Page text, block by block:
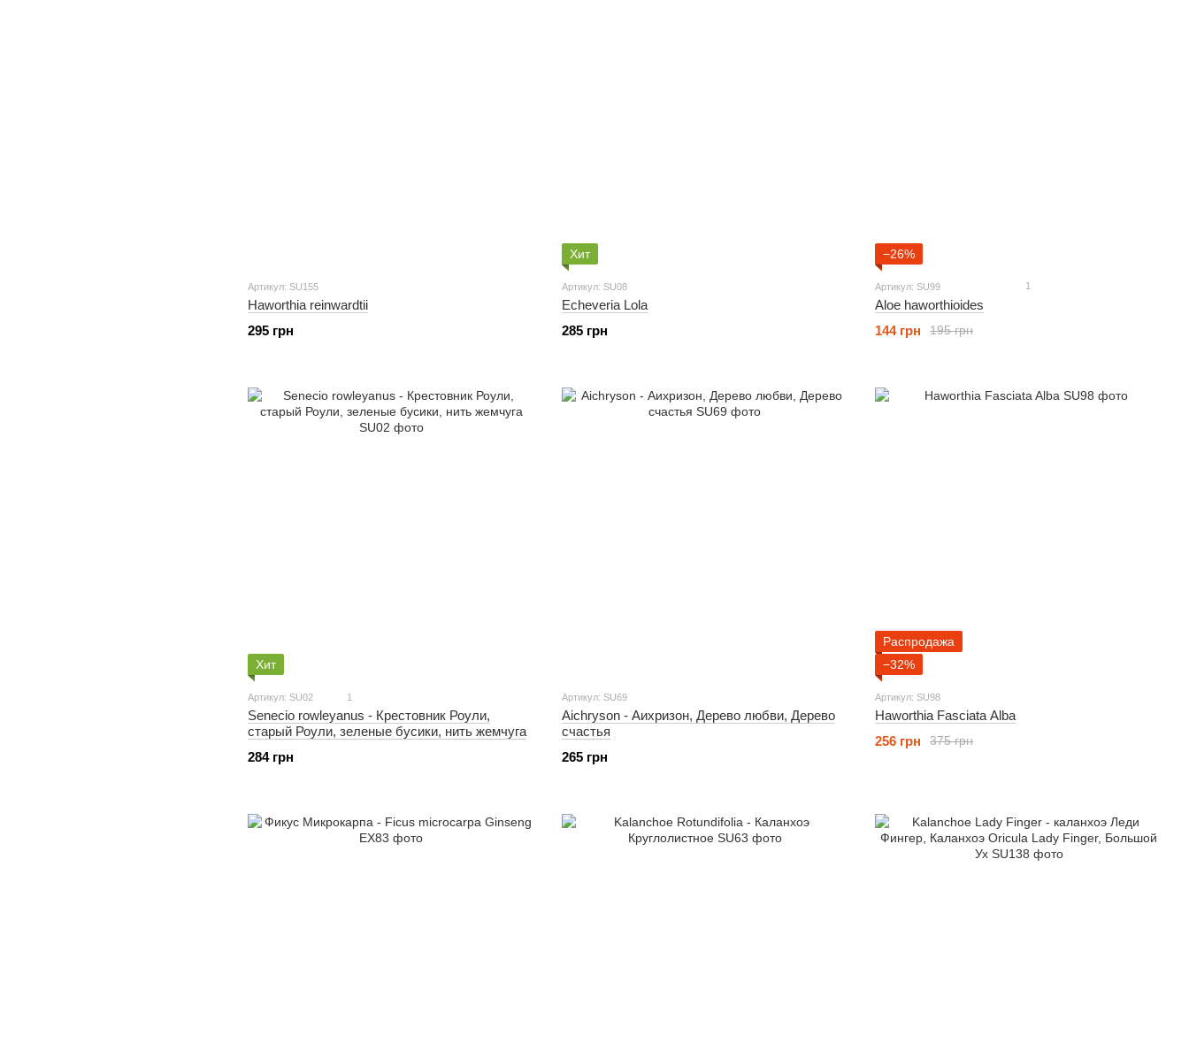
Артикул: SU155
Haworthia reinwardtii
295 грн
Хит
Артикул: SU08
Echeveria Lola
285 грн
−26%
Артикул: SU99 1
Aloe haworthioides
195 грн
144 грн
Хит
Артикул: SU02 1
Senecio rowleyanus - Крестовник Роули,
старый Роули, зеленые бусики, нить жемчуга
284 грн
Артикул: SU69
Aichryson - Аихризон, Дерево любви, Дерево
счастья
265 грн
Распродажа
−32%
Артикул: SU98
Haworthia Fasciata Alba
375 грн
256 грн